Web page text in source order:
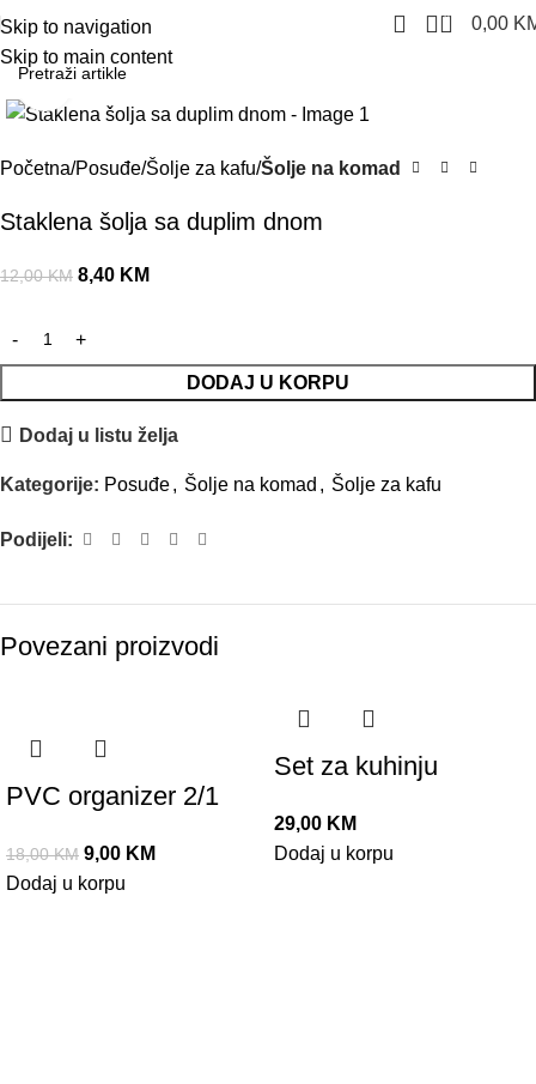
Skip to navigation
Skip to main content
0 0,00
Click to enlarge
Početna Posuđe Šolje za kafu Šolje na komad
Staklena šolja sa duplim dnom
12,00KM 8,40 KM
DODAJ U KORPU
Dodaj u listu želja
Kategorije: Posuđe, Šolje na komad , Šolje za kafu
Podijeli:
Povezani proizvodi
PVC organizer 2/1
18,00KM 9,00 KM
Dodaj u korpu
Set za kuhinju
29,00 KM
Dodaj u korpu